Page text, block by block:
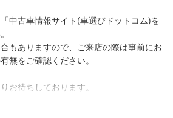
中古車情報サイト(車選びドットコム)を
もありますので、ご来店の際は事前にお
無をご確認ください。
お待ちしております。